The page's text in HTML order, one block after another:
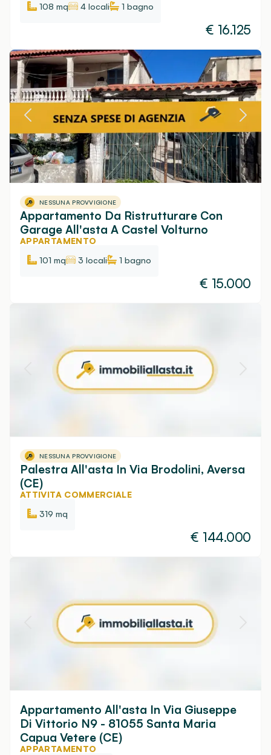
108 mq 4 locali 1 bagno
€ 16.125
NESSUNA PROVVIGIONE
Appartamento Da Ristrutturare Con
Garage All'asta A Castel Volturno
APPARTAMENTO
101 mq
3 locali 1 bagno
€ 15.000
NESSUNA PROVVIGIONE
Palestra All'asta In Via Brodolini, Aversa
(CE)
ATTIVITA COMMERCIALE
319 mq
€ 144.000
Appartamento All'asta In Via Giuseppe
Di Vittorio N9 - 81055 Santa Maria
Capua Vetere (CE)
APPARTAMENTO